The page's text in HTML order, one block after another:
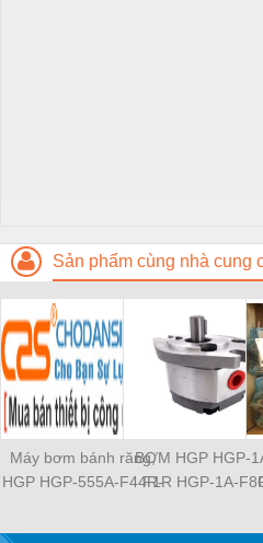
Sản phẩm cùng nhà cung
Máy bơm bánh răng,
HGP HGP-555A-F44R-
L826R-4BDB HGP-
BƠM HGP HGP-
F1R HGP-1A-
2A-F12R HGP-2A-